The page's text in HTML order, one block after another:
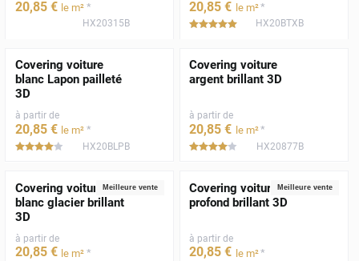
20,85 € le m² *
HX20315B
20,85 € le m²*
*****HX20BTXB
Covering voiture
blanc Lapon pailleté
3D
à partir de
20,85 € le m² *
***** HX20BLPB
Covering voiture
argent brillant 3D
à partir de
20,85 € le m²*
***** HX20877B
Meilleure vente
Covering voiture
blanc glacier brillant
3D
à partir de
20,85 € le m² *
Meilleure vente
Covering voiture noir
profond brillant 3D
à partir de
20,85 € le m²*